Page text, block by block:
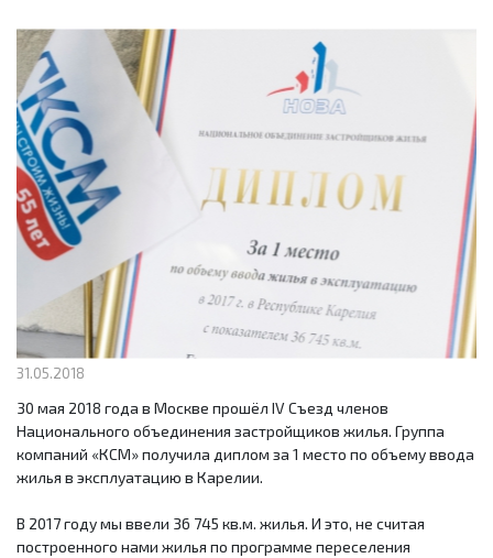
31.05.2018
30 мая 2018 года в Москве прошёл IV Съезд членов
Национального объединения застройщиков жилья. Группа
компаний «КСМ» получила диплом за 1 место по объему ввода
жилья в эксплуатацию в Карелии.
В 2017 году мы ввели 36 745 кв.м. жилья. И это, не считая
построенного нами жилья по программе переселения